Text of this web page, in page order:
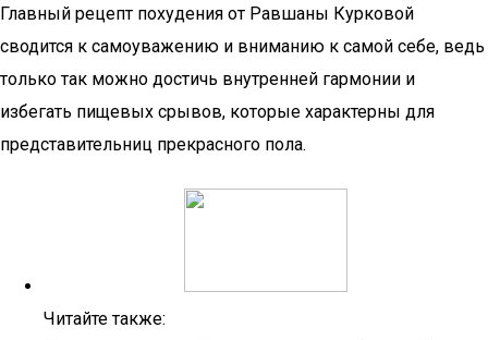
Главный рецепт похудения от Равшаны Курковой
сводится к самоуважению и вниманию к самой себе, ведь
только так можно достичь внутренней гармонии и
избегать пищевых срывов, которые характерны для
представительниц прекрасного пола.
Читайте также: